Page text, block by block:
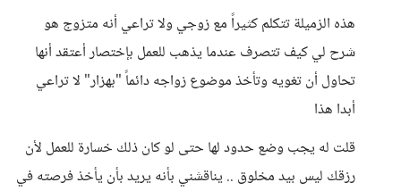
هذه الزميلة تتكلم كثيراً مع زوجي ولا تراعي أنه متزوج هو
شرح لي كيف تتصرف عندما يذهب للعمل بإختصار أعتقد أنها
تحاول أن تغويه وتأخذ موضوع زواجه دائماً "بهزار" لا تراعي
أبدا هذا
قلت له يجب وضع حدود لها حتى لو كان ذلك خسارة للعمل لأن
رزقك ليس بيد مخلوق .. يناقشني بأنه يريد بأن يأخذ فرصته في